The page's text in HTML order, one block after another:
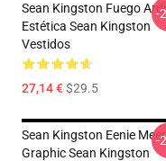
Sean Kingston Fuego
Estética Sean Kingston
Vestidos
27,14 €$29.5
-
Sean Kingston Eenie
Graphic Sean Kingston
-